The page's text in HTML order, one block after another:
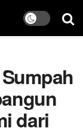
dari